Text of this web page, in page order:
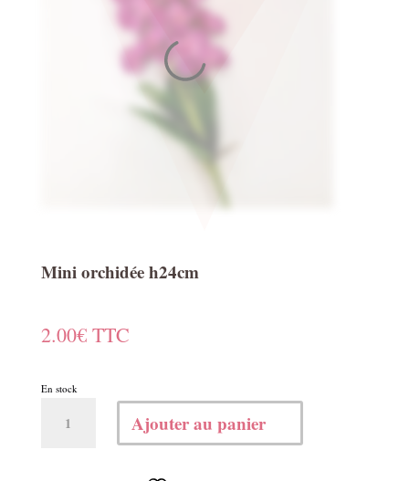
Mini orchidée h24cm
2.00€ TTC
En stock
Ajouter au panier